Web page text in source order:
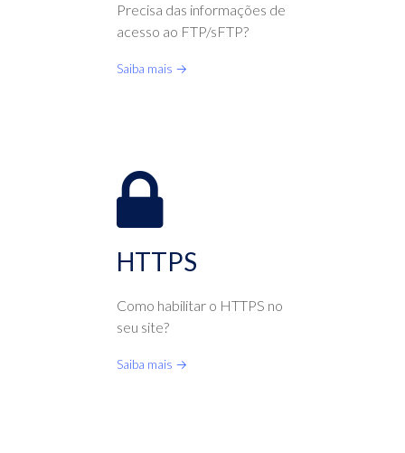
Precisa das informações de
acesso ao FTP/sFTP?
Saiba mais →
HTTPS
Como habilitar o HTTPS no
seu site?
Saiba mais →